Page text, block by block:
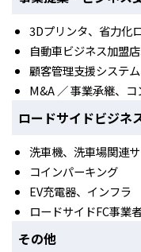
3Dプリンタ、省力化
自動車ビジネス加盟
顧客管理支援システ
M&A ／ 事業承継、
ロードサイドビジネ
洗車機、洗車場関連
コインパーキング
EV充電器、インフラ
ロードサイドFC事
その他